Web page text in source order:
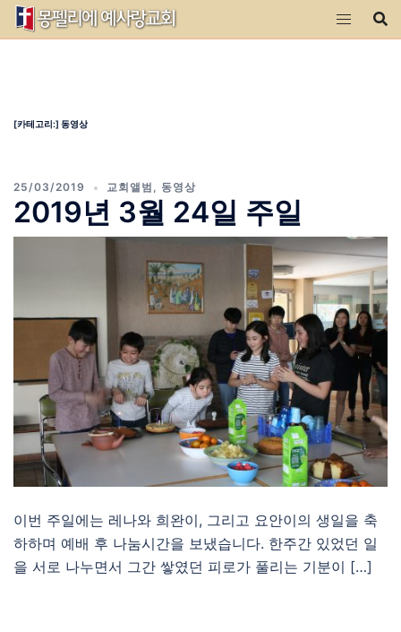
Skip
[카테고리:] 동영상
25/03/2019 교회앨범 , 동영상
2019년 3월 24일 주일
이번 주일에는 레나와 희완이, 그리고 요안이의 생일을 축
하하며 예배 후 나눔시간을 보냈습니다. 한주간 있었던 일
을 서로 나누면서 그간 쌓였던 피로가 풀리는 기분이 […]